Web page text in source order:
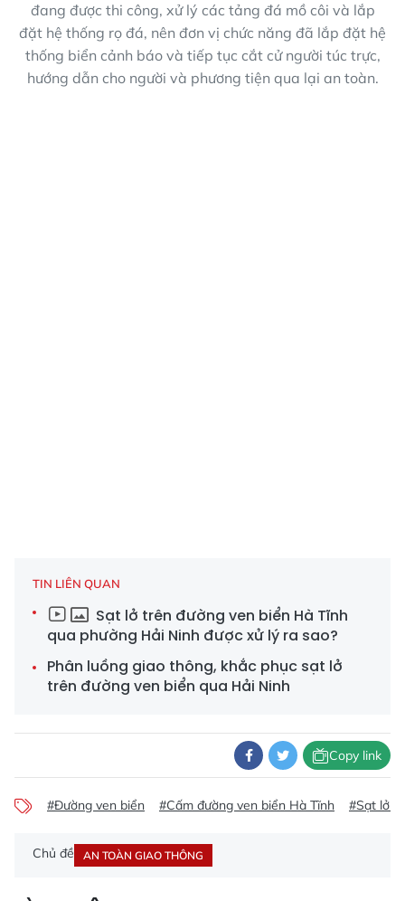
đang được thi công, xử lý các tảng đá mồ côi và lắp
đặt hệ thống rọ đá, nên đơn vị chức năng đã lắp đặt hệ
thống biển cảnh báo và tiếp tục cắt cử người túc trực,
hướng dẫn cho người và phương tiện qua lại an toàn.
TIN LIÊN QUAN
Sạt lở trên đường ven biển Hà Tĩnh
qua phường Hải Ninh được xử lý ra sao?
Phân luồng giao thông, khắc phục sạt lở
trên đường ven biển qua Hải Ninh
Copy link
#Đường ven biển #Cấm đường ven biển Hà Tĩnh #Sạt lở
Chủ đề AN TOÀN GIAO THÔNG